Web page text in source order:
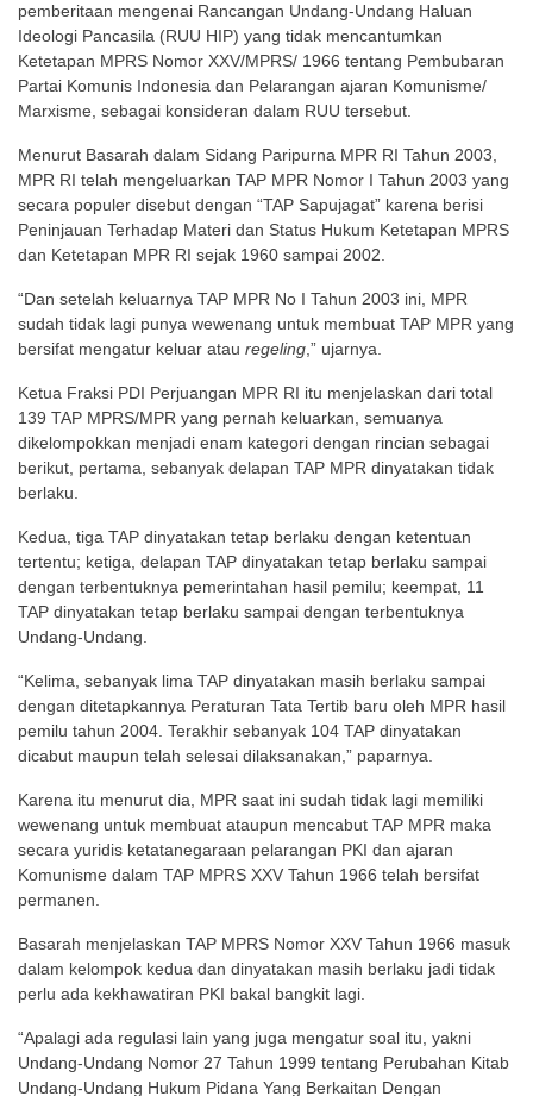
pemberitaan mengenai Rancangan Undang-Undang Haluan
Ideologi Pancasila (RUU HIP) yang tidak mencantumkan
Ketetapan MPRS Nomor XXV/MPRS/ 1966 tentang Pembubaran
Partai Komunis Indonesia dan Pelarangan ajaran Komunisme/
Marxisme, sebagai konsideran dalam RUU tersebut.
Menurut Basarah dalam Sidang Paripurna MPR RI Tahun 2003,
MPR RI telah mengeluarkan TAP MPR Nomor I Tahun 2003 yang
secara populer disebut dengan “TAP Sapujagat” karena berisi
Peninjauan Terhadap Materi dan Status Hukum Ketetapan MPRS
dan Ketetapan MPR RI sejak 1960 sampai 2002.
“Dan setelah keluarnya TAP MPR No I Tahun 2003 ini, MPR
sudah tidak lagi punya wewenang untuk membuat TAP MPR yang
bersifat mengatur keluar atau regeling ,” ujarnya.
Ketua Fraksi PDI Perjuangan MPR RI itu menjelaskan dari total
139 TAP MPRS/MPR yang pernah keluarkan, semuanya
dikelompokkan menjadi enam kategori dengan rincian sebagai
berikut, pertama, sebanyak delapan TAP MPR dinyatakan tidak
berlaku.
Kedua, tiga TAP dinyatakan tetap berlaku dengan ketentuan
tertentu; ketiga, delapan TAP dinyatakan tetap berlaku sampai
dengan terbentuknya pemerintahan hasil pemilu; keempat, 11
TAP dinyatakan tetap berlaku sampai dengan terbentuknya
Undang-Undang.
“Kelima, sebanyak lima TAP dinyatakan masih berlaku sampai
dengan ditetapkannya Peraturan Tata Tertib baru oleh MPR hasil
pemilu tahun 2004. Terakhir sebanyak 104 TAP dinyatakan
dicabut maupun telah selesai dilaksanakan,” paparnya.
Karena itu menurut dia, MPR saat ini sudah tidak lagi memiliki
wewenang untuk membuat ataupun mencabut TAP MPR maka
secara yuridis ketatanegaraan pelarangan PKI dan ajaran
Komunisme dalam TAP MPRS XXV Tahun 1966 telah bersifat
permanen.
Basarah menjelaskan TAP MPRS Nomor XXV Tahun 1966 masuk
dalam kelompok kedua dan dinyatakan masih berlaku jadi tidak
perlu ada kekhawatiran PKI bakal bangkit lagi.
“Apalagi ada regulasi lain yang juga mengatur soal itu, yakni
Undang-Undang Nomor 27 Tahun 1999 tentang Perubahan Kitab
Undang-Undang Hukum Pidana Yang Berkaitan Dengan